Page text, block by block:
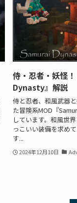
侍・忍者・妖怪
Dynasty』解説
侍と忍者、和風武器
た冒険系MOD『
しています。和風世
っこいい装備を求め
す...
2024年12月10日